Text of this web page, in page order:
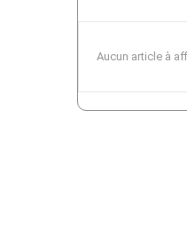
Aucun article à